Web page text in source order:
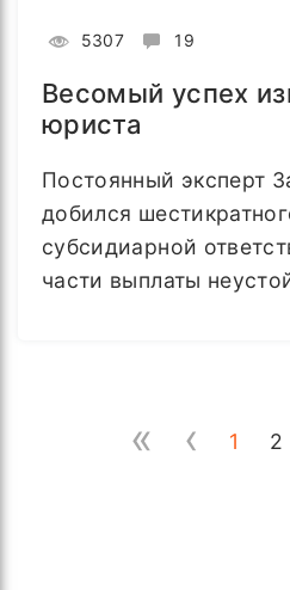
5307 19
Весомый успех
юриста
Постоянный эксперт
добился
субсидиарной
части выплаты
« ‹ 1 2